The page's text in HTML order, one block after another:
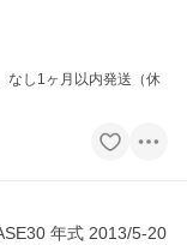
なし1ヶ月以内発送（休
年式 2013/5-20